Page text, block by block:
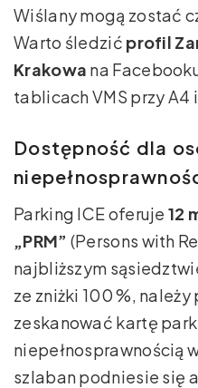
Wiślany mogą zostać
Warto śledzić profil
Krakowa na
tablicach VMS przy A4
Dostępność dla
Parking ICE oferuje 12
„PRM” (Persons with
najbliższym
ze zniżki 100 %,
zeskanować kartę
niepełnosprawnością
szlaban podniesie się